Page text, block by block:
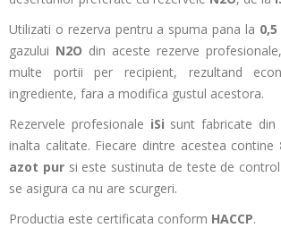
Utilizati o rezerva pentru a spuma pana la 0,5
gazului N2O din aceste rezerve
multe portii per recipient, rezultand
ingrediente, fara a modifica gustul acestora.
Rezervele profesionale iSi sunt fabricate din
inalta calitate. Fiecare dintre acestea contine
azot pursi este sustinuta de teste de
se asigura ca nu are scurgeri.
Productia este certificata conform HACCP.